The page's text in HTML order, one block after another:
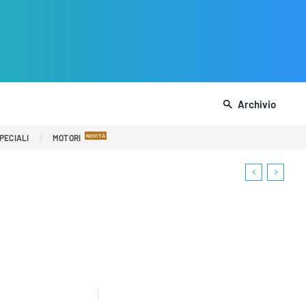
Archivio
MOTORI